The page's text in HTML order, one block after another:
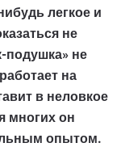
легкое и
не
подушка» не
на
в неловкое
многих он
опытом.